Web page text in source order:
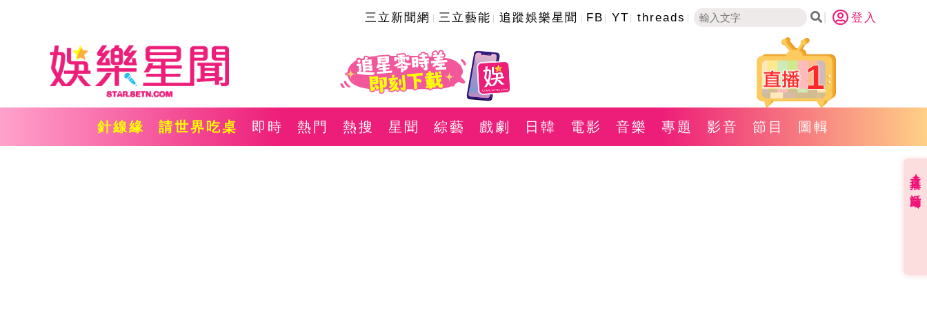
三立新聞網 三立藝能 追蹤娛樂星聞 FB YT threads 登入
1
針線緣 請世界吃桌 即時 熱門 熱搜 星聞 綜藝 戲劇 日韓 電影 音樂 專題 影音 節目 圖輯
直播✦活動